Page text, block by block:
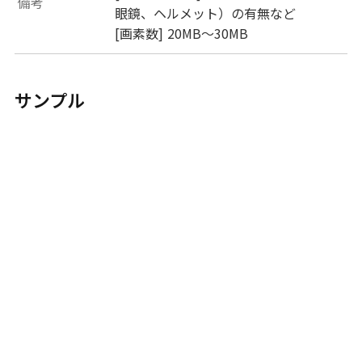
眼鏡、ヘルメット）の有無など
[画素数] 20MB〜30MB
サンプル